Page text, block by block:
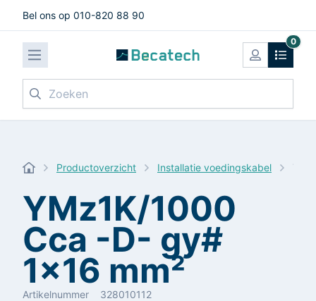
Bel ons op 010-820 88 90
0
Zoeken
Productoverzicht Installatie voedingskabel
YMz1K/1000
Cca -D- gy#
1x16 mm²
Artikelnummer 328010112